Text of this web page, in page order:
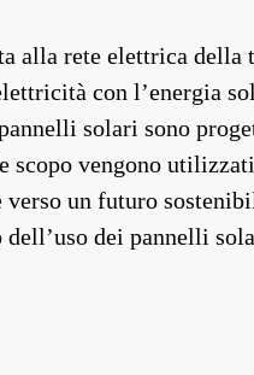
rete elettrica
con l’energia
solari sono
vengono
un futuro
dei pannelli